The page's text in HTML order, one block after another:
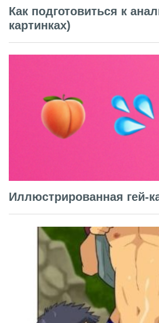
Как подготовиться к
картинках)
Иллюстрированная гей-